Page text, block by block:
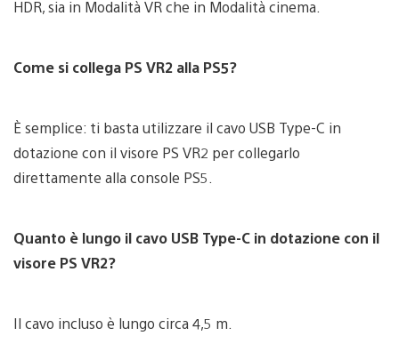
HDR, sia in Modalità VR che in Modalità cinema.
Come si collega PS VR2 alla PS5?
È semplice: ti basta utilizzare il cavo USB Type-C in
dotazione con il visore PS VR2 per collegarlo
direttamente alla console PS5.
Quanto è lungo il cavo USB Type-C in dotazione con il
visore PS VR2?
Il cavo incluso è lungo circa 4,5 m.